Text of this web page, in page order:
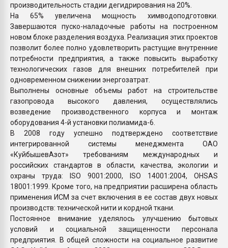
производительность стадии дегидрирования на 20%.
На 65% увеличена мощность химводоподготовки.
Завершаются пуско-наладочные работы на построенном
новом блоке разделения воздуха. Реализация этих проектов
позволит более полно удовлетворить растущие внутренние
потребности предприятия, а также повысить выработку
технологических газов для внешних потребителей при
одновременном снижении энергозатрат.
Выполнены основные объемы работ на строительстве
газопровода высокого давления, осуществлялись
возведение производственного корпуса и монтаж
оборудования 4-й установки полиамида-6.
В 2008 году успешно подтверждено соответствие
интегрированной системы менеджмента ОАО
«КуйбышевАзот» требованиям международных и
российских стандартов в области, качества, экологии и
охраны труда: ISO 9001:2000, ISO 14001:2004, OHSAS
18001:1999. Кроме того, на предприятии расширена область
применения ИСМ за счет включения в ее состав двух новых
производств: технической нити и кордной ткани.
Постоянное внимание уделялось улучшению бытовых
условий и социальной защищенности персонала
предприятия. В общей сложности на социальное развитие